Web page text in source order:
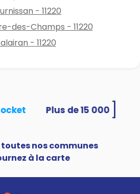
- 11220
des-Champs - 11220
- 11220
nos communes
à la carte